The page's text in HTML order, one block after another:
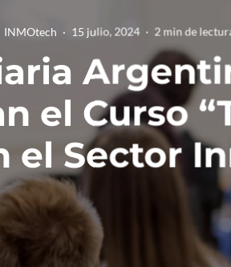
INMOtech · 15 julio, 2024 · 2 min de
el Curso
el Sector